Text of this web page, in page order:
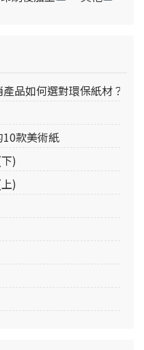
品如何選對環保紙材？
10款美術紙
)
)